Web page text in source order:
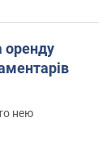
оренду
нею